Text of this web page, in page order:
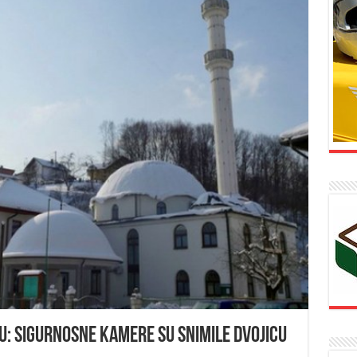
Sigurnosne kamere su snimile dvojicu